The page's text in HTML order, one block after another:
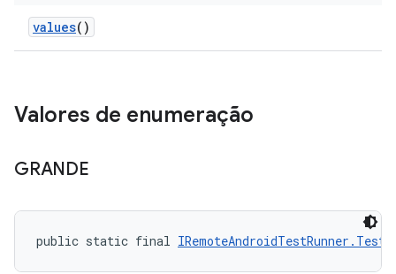
values()
Valores de enumeração
GRANDE
public static final